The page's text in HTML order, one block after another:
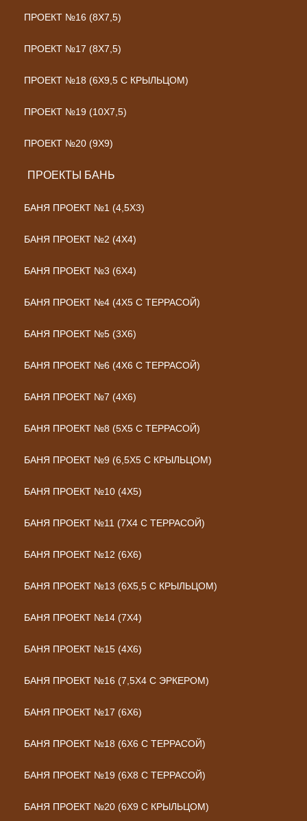
ПРОЕКТ №16 (8Х7,5)
ПРОЕКТ №17 (8Х7,5)
ПРОЕКТ №18 (6Х9,5 С КРЫЛЬЦОМ)
ПРОЕКТ №19 (10Х7,5)
ПРОЕКТ №20 (9Х9)
ПРОЕКТЫ БАНЬ
БАНЯ ПРОЕКТ №1 (4,5X3)
БАНЯ ПРОЕКТ №2 (4X4)
БАНЯ ПРОЕКТ №3 (6X4)
БАНЯ ПРОЕКТ №4 (4Х5 С ТЕРРАСОЙ)
БАНЯ ПРОЕКТ №5 (3Х6)
БАНЯ ПРОЕКТ №6 (4Х6 С ТЕРРАСОЙ)
БАНЯ ПРОЕКТ №7 (4Х6)
БАНЯ ПРОЕКТ №8 (5Х5 С ТЕРРАСОЙ)
БАНЯ ПРОЕКТ №9 (6,5Х5 С КРЫЛЬЦОМ)
БАНЯ ПРОЕКТ №10 (4Х5)
БАНЯ ПРОЕКТ №11 (7Х4 С ТЕРРАСОЙ)
БАНЯ ПРОЕКТ №12 (6Х6)
БАНЯ ПРОЕКТ №13 (6Х5,5 С КРЫЛЬЦОМ)
БАНЯ ПРОЕКТ №14 (7Х4)
БАНЯ ПРОЕКТ №15 (4Х6)
БАНЯ ПРОЕКТ №16 (7,5Х4 С ЭРКЕРОМ)
БАНЯ ПРОЕКТ №17 (6Х6)
БАНЯ ПРОЕКТ №18 (6Х6 С ТЕРРАСОЙ)
БАНЯ ПРОЕКТ №19 (6Х8 С ТЕРРАСОЙ)
БАНЯ ПРОЕКТ №20 (6Х9 С КРЫЛЬЦОМ)